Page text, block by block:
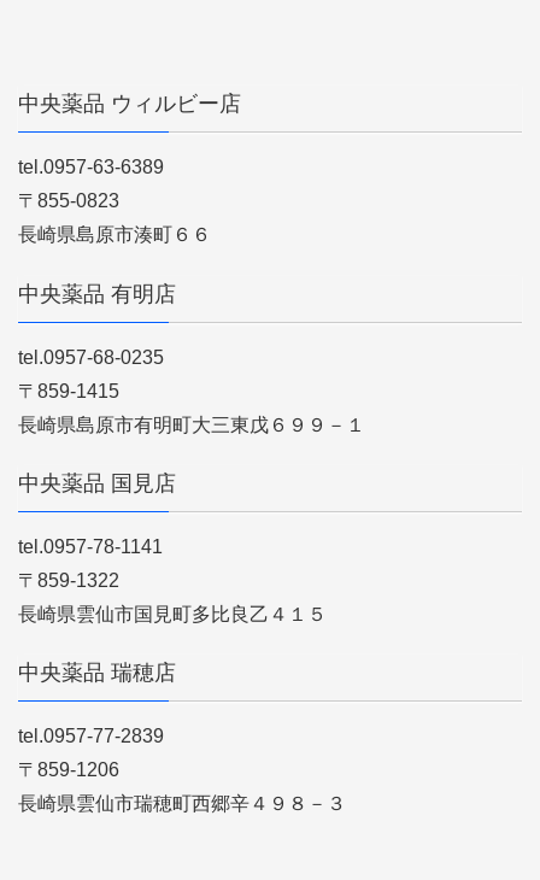
中央薬品 ウィルビー店
tel.0957-63-6389
〒855-0823
長崎県島原市湊町６６
中央薬品 有明店
tel.0957-68-0235
〒859-1415
長崎県島原市有明町大三東戊６９９－１
中央薬品 国見店
tel.0957-78-1141
〒859-1322
長崎県雲仙市国見町多比良乙４１５
中央薬品 瑞穂店
tel.0957-77-2839
〒859-1206
長崎県雲仙市瑞穂町西郷辛４９８－３